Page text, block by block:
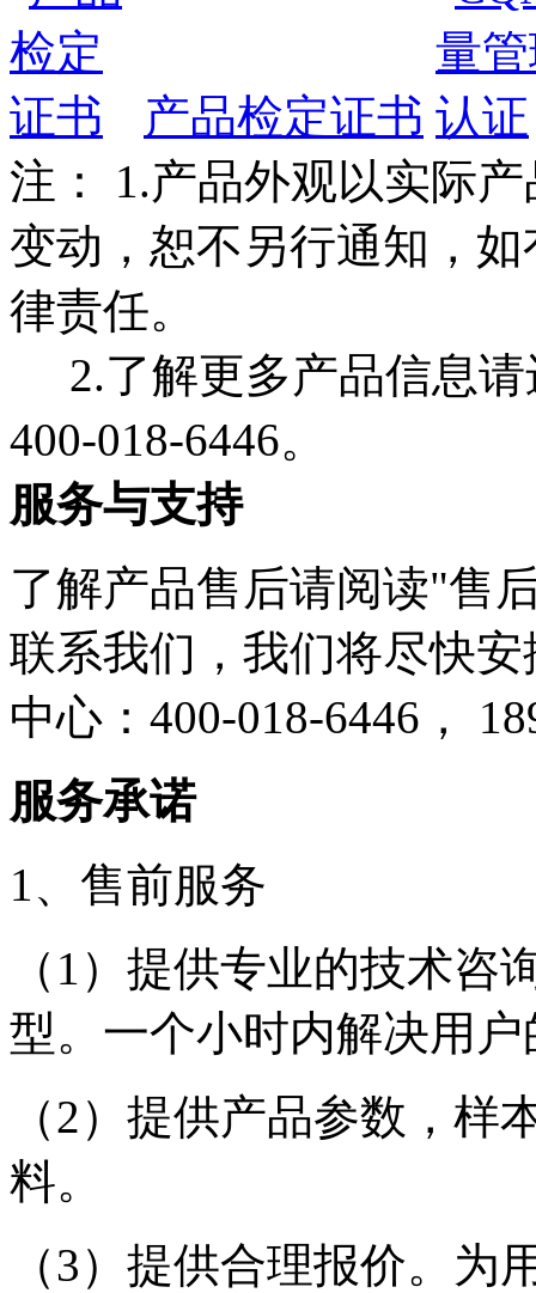
产品检定证书
注： 1.产品外观以实际
变动，恕不另行通知，
律责任。
2.了解更多产品信息请
400-018-6446。
服务与支持
了解产品售后请阅读"售
联系我们，我们将尽快
中心：400-018-6446，
服务承诺
1、售前服务
（1）提供专业的技术
型。一个小时内解决用
（2）提供产品参数，
料。
（3）提供合理报价。